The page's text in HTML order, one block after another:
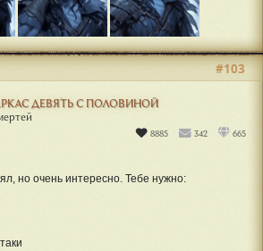
ДЕВЯТЬ С ПОЛОВИНОЙ
8885 342 665
#103
но очень интересно. Тебе нужно: